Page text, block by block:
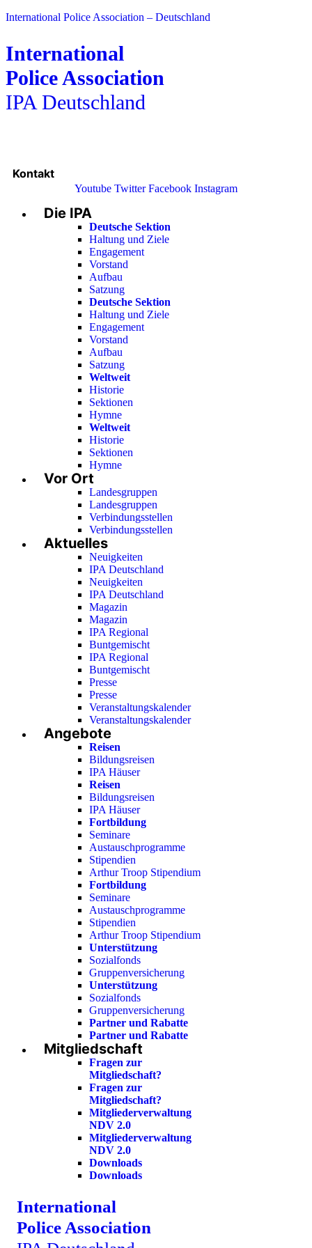
International Police Association – Deutschland
International
Police Association
IPA Deutschland
Kontakt
Youtube Twitter Facebook Instagram
Menu
Die IPA
Deutsche Sektion
Haltung und Ziele
Engagement
Vorstand
Aufbau
Satzung
Deutsche Sektion
Haltung und Ziele
Engagement
Vorstand
Aufbau
Satzung
Weltweit
Historie
Sektionen
Hymne
Weltweit
Historie
Sektionen
Hymne
Vor Ort
Landesgruppen
Landesgruppen
Verbindungsstellen
Verbindungsstellen
Aktuelles
Neuigkeiten
IPA Deutschland
Neuigkeiten
IPA Deutschland
Magazin
Magazin
IPA Regional
Buntgemischt
IPA Regional
Buntgemischt
Presse
Presse
Veranstaltungskalender
Veranstaltungskalender
Angebote
Reisen
Bildungsreisen
IPA Häuser
Reisen
Bildungsreisen
IPA Häuser
Fortbildung
Seminare
Austauschprogramme
Stipendien
Arthur Troop Stipendium
Fortbildung
Seminare
Austauschprogramme
Stipendien
Arthur Troop Stipendium
Unterstützung
Sozialfonds
Gruppenversicherung
Unterstützung
Sozialfonds
Gruppenversicherung
Partner und Rabatte
Partner und Rabatte
Mitgliedschaft
Fragen zur
Mitgliedschaft?
Fragen zur
Mitgliedschaft?
Mitgliederverwaltung
NDV 2.0
Mitgliederverwaltung
NDV 2.0
Downloads
Downloads
International
Police Association